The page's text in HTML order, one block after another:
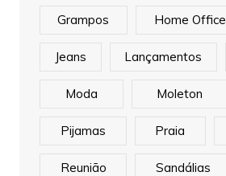
Grampos Home Office
Jeans Lançamentos
Moda Moleton
Pijamas Praia
Reunião Sandálias